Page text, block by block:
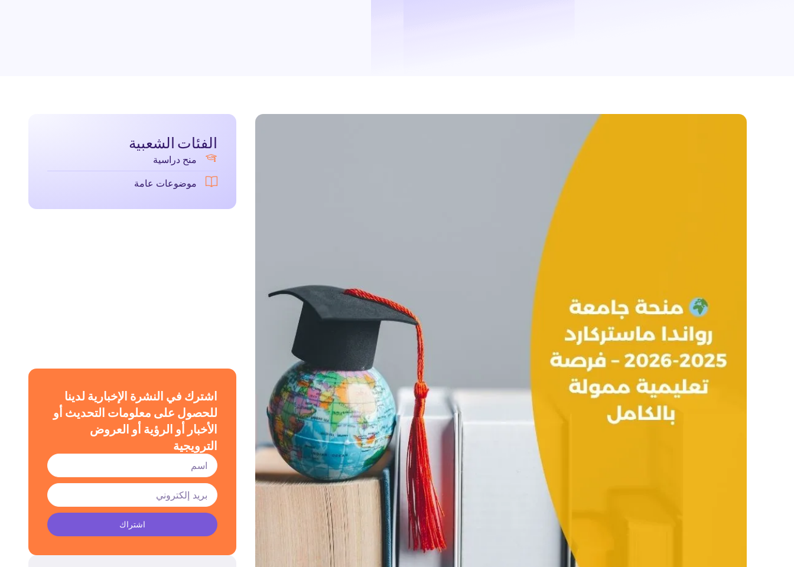
الفئات الشعبية
منح دراسية
موضوعات عامة
اشترك في النشرة الإخبارية لدينا
للحصول على معلومات التحديث أو
الأخبار أو الرؤية أو العروض
الترويجية
اشتراك